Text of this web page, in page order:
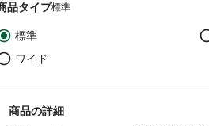
品タイプ標準
標準
ワイド
商品の詳細